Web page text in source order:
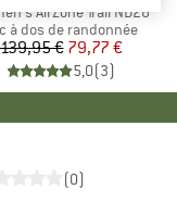
AirZone Trail ND28
group
à dos de randonnée
Prix
139,95 €Prix réduit
79,77 €
5,0(3)
(0)